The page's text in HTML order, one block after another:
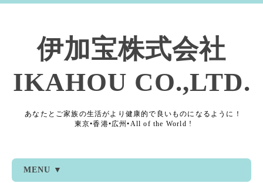
伊加宝株式会社
IKAHOU CO.,LTD.
あなたとご家族の生活がより健康的で良いものになるように！
東京•香港•広州•All of the World !
MENU ▼